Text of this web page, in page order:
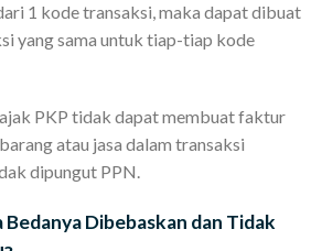
1 kode transaksi, maka dapat dibuat
yang sama untuk tiap-tiap kode
PKP tidak dapat membuat faktur
atau jasa dalam transaksi
dipungut PPN.
Bedanya Dibebaskan dan Tidak